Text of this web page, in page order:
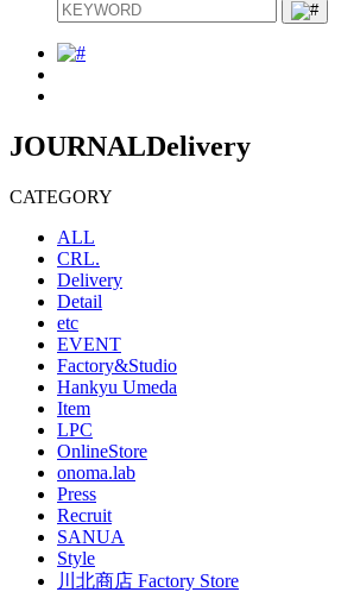
JOURNALDelivery
CATEGORY
ALL
CRL.
Delivery
Detail
etc
EVENT
Factory&Studio
Hankyu Umeda
Item
LPC
OnlineStore
onoma.lab
Press
Recruit
SANUA
Style
川北商店 Factory Store